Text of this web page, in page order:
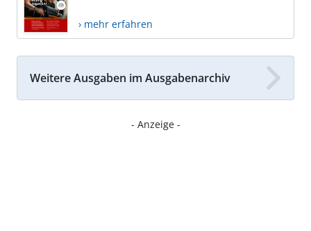
› mehr erfahren
Weitere Ausgaben im Ausgabenarchiv
- Anzeige -